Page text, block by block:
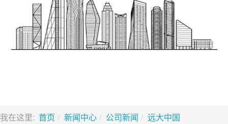
我在这里: 首页 新闻中心 公司新闻
远大中国